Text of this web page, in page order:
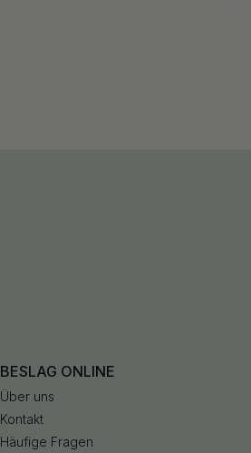
BESLAG ONLINE
Über uns
Kontakt
Häufige Fragen